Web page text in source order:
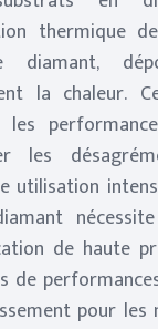
thermique
diamant,
la chaleur.
les
les
utilisation
de haute
de
pour les